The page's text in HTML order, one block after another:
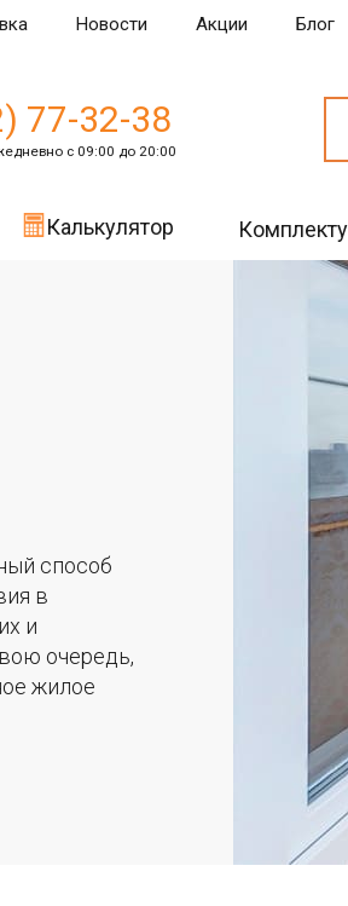
Новости Акции Блог
77-32-38
с 09:00 до 20:00
Калькулятор
способ
в
и
очередь,
жилое